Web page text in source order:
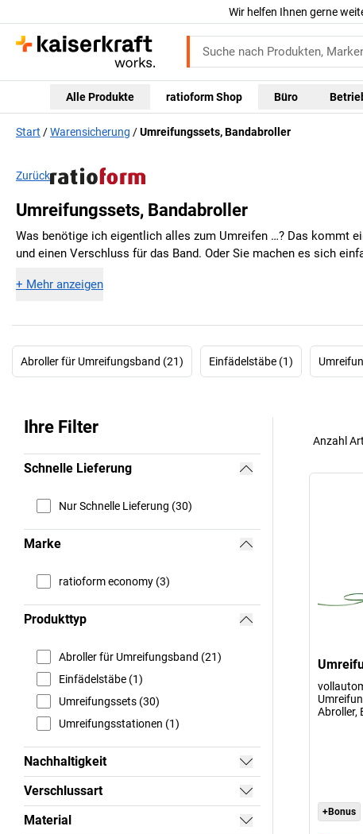
Wir helfen Ihnen gerne
Alle Produkte ratioform Shop Büro
Start Warensicherung Umreifungssets, Bandabroller
Zurück
Umreifungssets, Bandabroller
Was benötige ich eigentlich alles zum Umreifen …? Das kommt
und einen Verschluss für das Band. Oder Sie machen es sich
+ Mehr anzeigen
Abroller für Umreifungsband (21) Einfädelstäbe (1)
Ihre Filter
Schnelle Lieferung
Nur Schnelle Lieferung (30)
Marke
ratioform economy (3)
Produkttyp
Abroller für Umreifungsband (21)
Einfädelstäbe (1)
Umreifungssets (30)
Umreifungsstationen (1)
Nachhaltigkeit
Verschlussart
Material
Anzahl
Abroller,
+Bonus